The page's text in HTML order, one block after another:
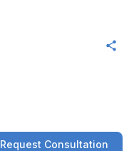
Request Consultation